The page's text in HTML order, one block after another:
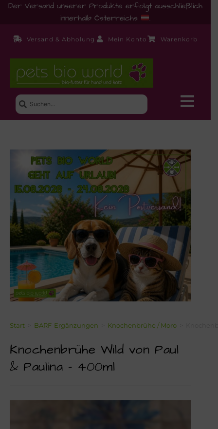
Der Versand unserer Produkte erfolgt ausschließlich
innerhalb Österreichs
.
Versand & Abholung Mein Konto Warenkorb
Neue Produkte
Shop
Ernährungsberatung!
Startseite
Über Mich!
Unser Team!
Blog
Kontakt
Napf-Wissen!
Terminvereinbarung
Zahlungsinformation
Start BARF-Ergänzungen Knochenbrühe / Moro
Knochenbrühe Wild von Paul
& Paulina – 400ml